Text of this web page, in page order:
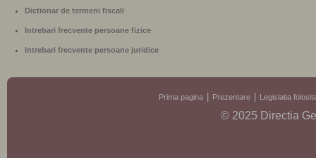
Dictionar de termeni fiscali
Intrebari frecvente persoane fizice
Intrebari frecvente persoane juridice
Prima pagina Prezentare Legislatia
© 2025 Directia